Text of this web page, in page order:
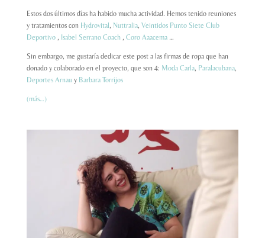
Estos dos últimos días ha habido mucha actividad. Hemos tenido reuniones
y tratamientos con Hydrovital , Nuttralia, Veintidos Punto Siete Club
Deportivo, Isabel Serrano Coach , Coro Aaacema…
Sin embargo, me gustaría dedicar este post a las firmas de ropa que han
donado y colaborado en el proyecto, que son 4: Moda Carla, Paralacubana,
Deportes Arnau y Barbara Torrijos
(más…)